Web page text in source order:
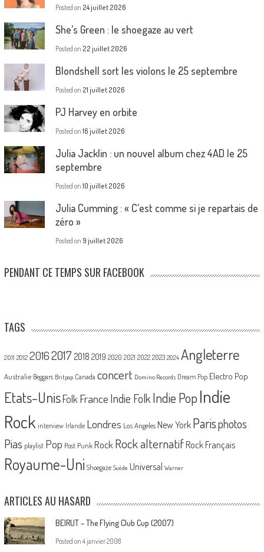
Posted on 24 juillet 2026
She’s Green : le shoegaze au vert
Posted on 22 juillet 2026
Blondshell sort les violons le 25 septembre
Posted on 21 juillet 2026
PJ Harvey en orbite
Posted on 16 juillet 2026
Julia Jacklin : un nouvel album chez 4AD le 25
septembre
Posted on 10 juillet 2026
Julia Cumming : « C’est comme si je repartais de
zéro »
Posted on 9 juillet 2026
PENDANT CE TEMPS SUR FACEBOOK
TAGS
2011 2012 20162017 2018 2019 2020 2021 2022 2023 2024 Angleterre
Australie Beggars Britpop Canada concert Domino Records Dream Pop Electro Pop
Etats-UnisFolk France Indie Folk Indie PopIndie
Rock interview Irlande Londres Los Angeles New York Parisphotos
Pias playlist Pop Post Punk Rock Rock alternatif Rock Français
Royaume-Uni Shoegaze Suède Universal Warner
ARTICLES AU HASARD
BEIRUT – The Flying Club Cup (2007)
Posted on 4 janvier 2008